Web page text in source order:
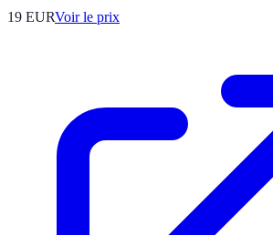
19 EURVoir le prix